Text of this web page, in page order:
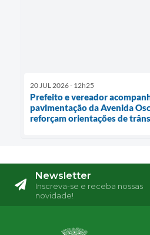
20 JUL 2026 - 12h25
Prefeito e vereador
pavimentação da Avenida
reforçam orientações de
Newsletter
Inscreva-se e receba nossas
novidade!